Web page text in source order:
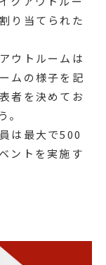
り当てられた
ウトルームは
ムの様子を記
者を決めてお
。
は最大で500
ントを実施す